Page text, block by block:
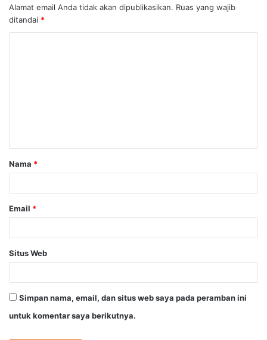
Alamat email Anda tidak akan dipublikasikan. Ruas yang wajib
ditandai *
a
r
Nama *
Email *
Situs Web
Simpan nama, email, dan situs web saya pada peramban ini
untuk komentar saya berikutnya.